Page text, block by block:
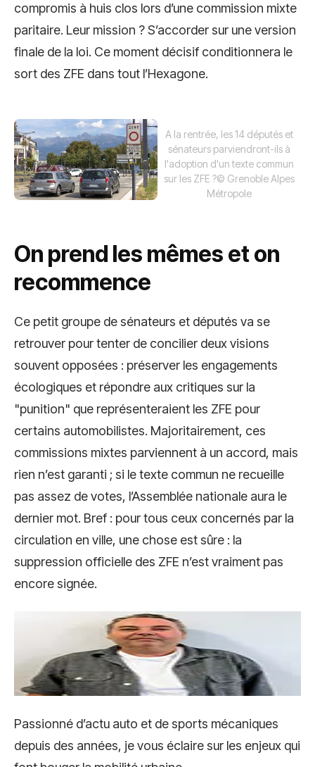
compromis à huis clos lors d’une commission mixte
paritaire. Leur mission ? S’accorder sur une version
finale de la loi. Ce moment décisif conditionnera le
sort des ZFE dans tout l’Hexagone.
A la rentrée, les 14 députés et
sénateurs parviendront-ils à
l'adoption d'un texte commun
sur les ZFE ?© Grenoble Alpes
Métropole
On prend les mêmes et on
recommence
Ce petit groupe de sénateurs et députés va se
retrouver pour tenter de concilier deux visions
souvent opposées : préserver les engagements
écologiques et répondre aux critiques sur la
"punition" que représenteraient les ZFE pour
certains automobilistes. Majoritairement, ces
commissions mixtes parviennent à un accord, mais
rien n’est garanti ; si le texte commun ne recueille
pas assez de votes, l’Assemblée nationale aura le
dernier mot. Bref : pour tous ceux concernés par la
circulation en ville, une chose est sûre : la
suppression officielle des ZFE n’est vraiment pas
encore signée.
Passionné d’actu auto et de sports mécaniques
depuis des années, je vous éclaire sur les enjeux qui